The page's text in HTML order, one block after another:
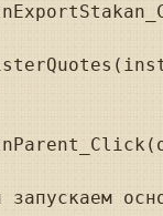
запускаем